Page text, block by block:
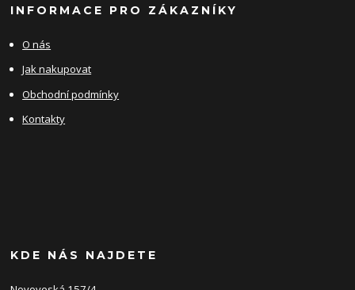
INFORMACE PRO ZÁKAZNÍKY
O nás
Jak nakupovat
Obchodní podmínky
Kontakty
KDE NÁS NAJDETE